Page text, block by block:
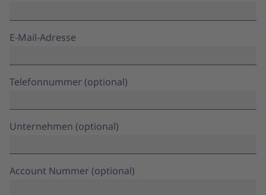
E-Mail-Adresse
Telefonnummer (optional)
Unternehmen (optional)
Account Nummer (optional)